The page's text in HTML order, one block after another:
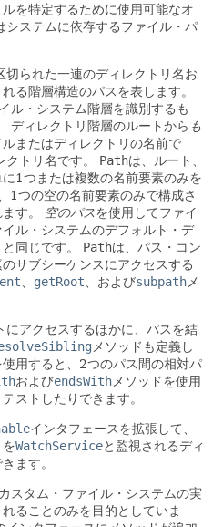
を特定するために使用可能なオ
システムに依存するファイル・パ
切られた一連のディレクトリ名お
る階層構造のパスを表します。
ル・システム階層を識別するも
ディレクトリ階層のルートから も
またはディレクトリの名前で
トリ名です。 Pathは、ルート、
1つまたは複数の名前要素のみを
1つの空の名前要素のみで構成さ
す。 空のパスを使用してファイ
ル・システムのデフォルト・デ
同じです。
Pathは、パス・コン
サブシーケンスにアクセスする
getRoot 、およびsubpath メ
にアクセスするほかに、パスを結
メソッドも定義し
使用すると、2つのパス間の相対パ
およびendsWith メソッドを使用
ストしたりできます。
インタフェースを拡張して、
WatchServiceと監視されるディ
ます。
スタム・ファイル・システムの実
ることのみを目的としていま